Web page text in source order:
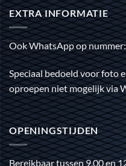
EXTRA INFORMATIE
Ook WhatsApp op
Speciaal bedoeld voor foto
oproepen niet mogelijk via
OPENINGSTIJDEN
Bereikbaar tussen 9.00 en